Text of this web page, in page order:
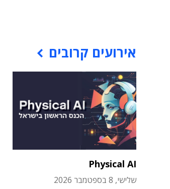
אירועים קרובים
Physical AI
שלישי, 8 בספטמבר 2026